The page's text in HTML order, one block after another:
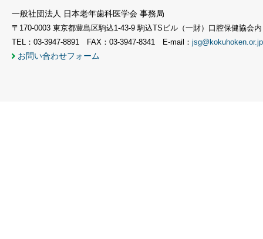
一般社団法人 日本老年歯科医学会 事務局
〒170-0003 東京都豊島区駒込1-43-9 駒込TSビル（一財）口腔保健協会内
TEL：03-3947-8891 FAX：03-3947-8341 E-mail： jsg@kokuhoken.or.jp
お問い合わせフォーム